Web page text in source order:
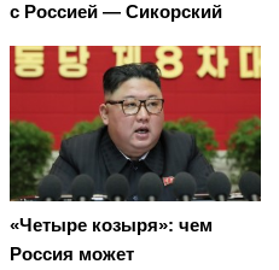
с Россией — Сикорский
«Четыре козыря»: чем
Россия может